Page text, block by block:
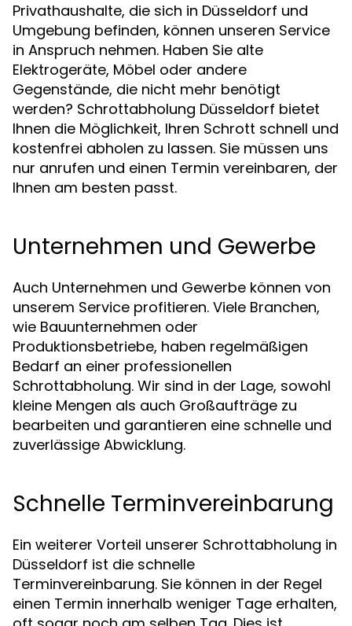
Privathaushalte, die sich in Düsseldorf und
Umgebung befinden, können unseren Service
in Anspruch nehmen. Haben Sie alte
Elektrogeräte, Möbel oder andere
Gegenstände, die nicht mehr benötigt
werden? Schrottabholung Düsseldorf bietet
Ihnen die Möglichkeit, Ihren Schrott schnell und
kostenfrei abholen zu lassen. Sie müssen uns
nur anrufen und einen Termin vereinbaren, der
Ihnen am besten passt.
Unternehmen und Gewerbe
Auch Unternehmen und Gewerbe können von
unserem Service profitieren. Viele Branchen,
wie Bauunternehmen oder
Produktionsbetriebe, haben regelmäßigen
Bedarf an einer professionellen
Schrottabholung. Wir sind in der Lage, sowohl
kleine Mengen als auch Großaufträge zu
bearbeiten und garantieren eine schnelle und
zuverlässige Abwicklung.
Schnelle Terminvereinbarung
Ein weiterer Vorteil unserer Schrottabholung in
Düsseldorf ist die schnelle
Terminvereinbarung. Sie können in der Regel
einen Termin innerhalb weniger Tage erhalten,